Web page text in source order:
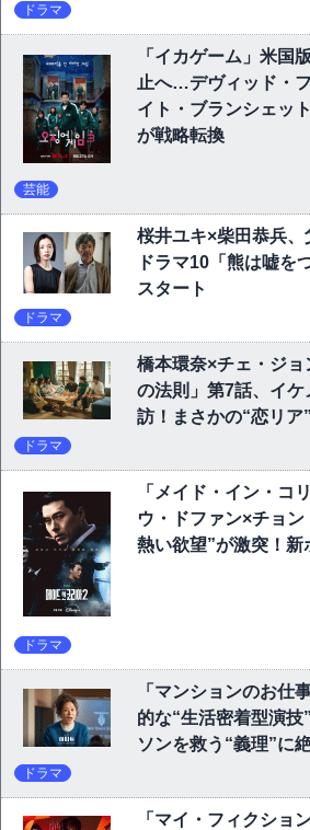
ドラマ
「イカゲーム」米国
止へ…デヴィッド・
イト・ブランシェッ
が戦略転換
芸能
桜井ユキ×柴田恭兵
ドラマ10「熊は嘘を
スタート
ドラマ
橋本環奈×チェ・ジ
の法則」第7話、イ
訪！まさかの“恋リア
ドラマ
「メイド・イン・コ
ウ・ドファン×チョ
熱い欲望”が激突！新
ドラマ
「マンションのお仕
的な“生活密着型演
ソンを救う“義理”に
ドラマ
「マイ・フィクショ